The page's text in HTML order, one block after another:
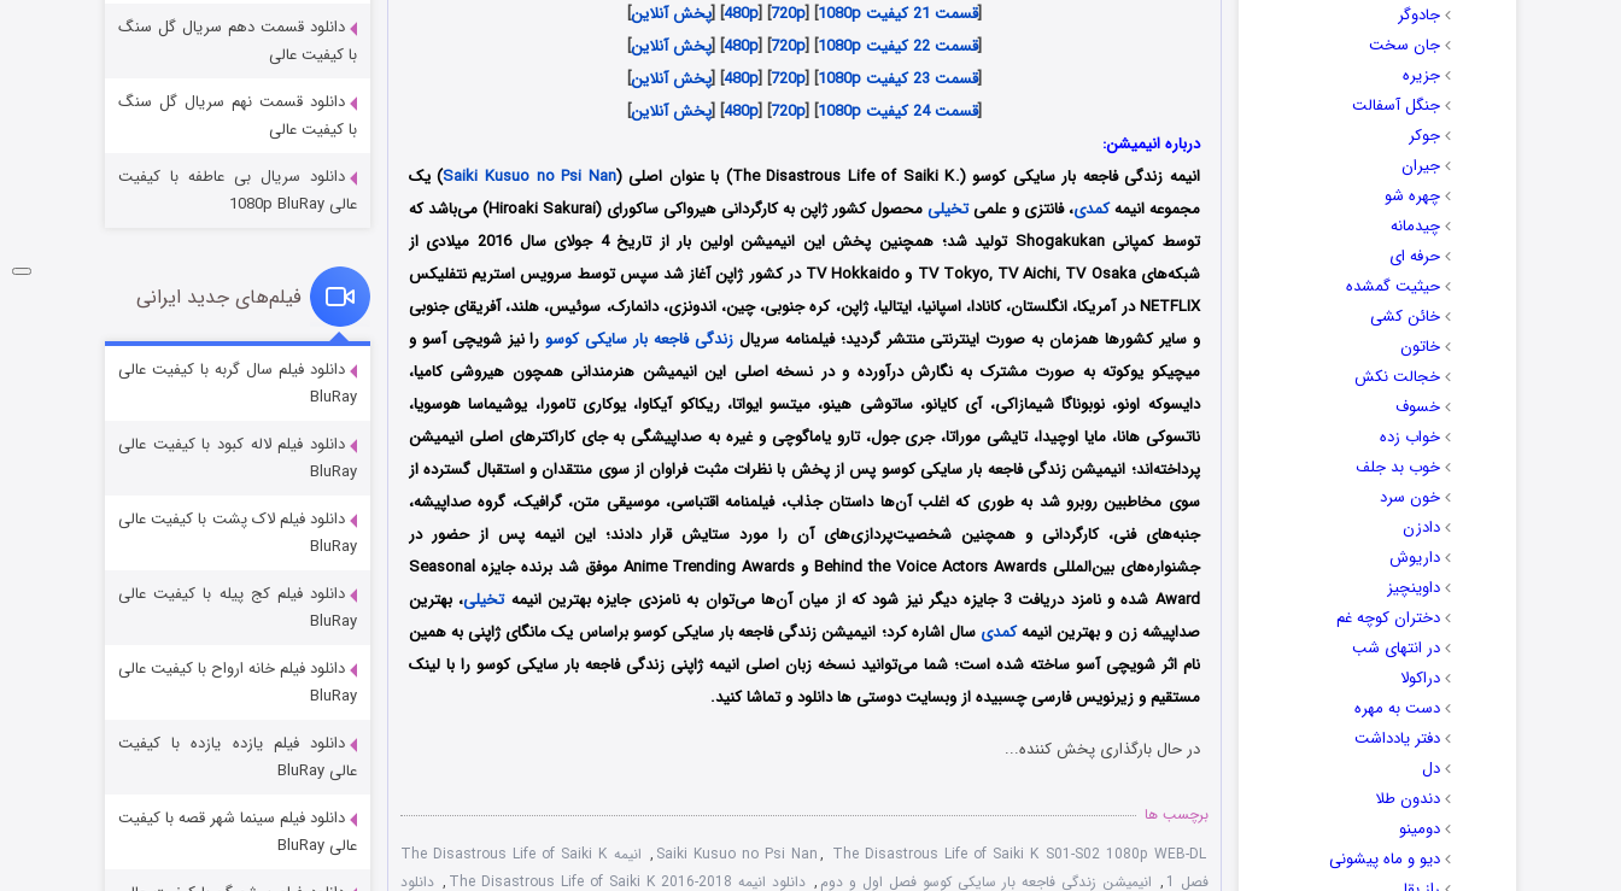
جادوگر
جان سخت
جزیره
جنگل آسفالت
جوکر
جیران
چهره شو
چیدمانه
حرفه ای
حیثیت گمشده
خائن کشی
خاتون
خجالت نکش
خسوف
خواب زده
خوب بد جلف
خون سرد
دادزن
داریوش
داوینچیز
دختران کوچه غم
در انتهای شب
دراکولا
دست به مهره
دفتر یادداشت
دل
دندون طلا
دومینو
دیو و ماه پیشونی
[قسمت 21 کیفیت 1080p ] [
720p
] [
480p
] [پخش آنلاین]
[قسمت 22 کیفیت 1080p ] [
720p
] [
480p
] [پخش آنلاین]
[قسمت 23 کیفیت 1080p ] [
720p
] [
480p
] [پخش آنلاین]
[قسمت 24 کیفیت 1080p ] [
720p
] [
480p
] [پخش آنلاین]
درباره انیمیشن:
انیمه زندگی فاجعه بار سایکی کوسو (.The Disastrous Life of Saiki K) با عنوان اصلی ( Saiki Kusuo no Psi Nan) یک
مجموعه انیمهکمدی، فانتزی و علمیتخیلی
محصول کشور ژاپن به کارگردانی هیرواکی ساکورای (Hiroaki Sakurai) می‌باشد که
توسط کمپانی Shogakukan تولید شد؛ همچنین پخش این انیمیشن اولین بار از تاریخ 4 جولای سال 2016 میلادی از
شبکه‌های TV Tokyo, TV Aichi, TV Osaka و TV Hokkaido در کشور ژاپن آغاز شد سپس توسط سرویس استریم نتفلیکس
NETFLIX در آمریکا، انگلستان، کانادا، اسپانیا، ایتالیا، ژاپن، کره جنوبی، چین، اندونزی، دانمارک، سوئیس، هلند، آفریقای جنوبی
و سایر کشورها همزمان به صورت اینترنتی منتشر گردید؛ فیلمنامه سریالزندگی فاجعه بار سایکی کوسو را نیز شویچی آسو و
میچیکو یوکوته به صورت مشترک به نگارش درآورده و در نسخه اصلی این انیمیشن هنرمندانی همچون هیروشی کامیا،
دایسوکه اونو، نوبوناگا شیمازاکی، آی کایانو،‌ ساتوشی هینو، میتسو ایواتا، ریکاکو آیکاوا، یوکاری تامورا، یوشیماسا هوسویا،
ناتسوکی هانا، مایا اوچیدا، تایشی موراتا، جری جول، تارو یاماگوچی و غیره به صداپیشگی به جای کاراکترهای اصلی انیمیشن
پرداخته‌اند؛ انیمیشن زندگی فاجعه بار سایکی کوسو پس از پخش با نظرات مثبت فراوان از سوی منتقدان و استقبال گسترده از
سوی مخاطبین روبرو شد به طوری که اغلب آن‌ها داستان جذاب، فیلمنامه اقتباسی، موسیقی متن، گرافیک، گروه صداپیشه،
جنبه‌های فنی، کارگردانی و همچنین شخصیت‌پردازی‌های آن را مورد ستایش قرار دادند؛ این انیمه پس از حضور در
جشنواره‌های بین‌المللی Behind the Voice Actors Awards و Anime Trending Awards موفق شد برنده جایزه Seasonal
Award شده و نامزد دریافت 3 جایزه دیگر نیز شود که از میان آن‌ها می‌توان به نامزدی جایزه بهترین انیمه
تخیلی، بهترین
صداپیشه زن و بهترین انیمهکمدی سال اشاره کرد؛ انیمیشن زندگی فاجعه بار سایکی کوسو براساس یک مانگای ژاپنی به همین
نام اثر شویچی آسو ساخته شده است؛ شما می‌توانید نسخه زبان اصلی انیمه ژاپنی زندگی فاجعه بار سایکی کوسو را با لینک
مستقیم و زیرنویس فارسی چسبیده از وبسایت دوستی ها دانلود و تماشا کنید.
در حال بارگذاری پخش کننده...
برچسب ها
Saiki Kusuo no Psi Nan, The Disastrous Life of Saiki K S01-S02 1080p WEB-DL
,
انیمه The Disastrous Life of Saiki K
فصل 1
, انیمیشن زندگی فاجعه بار سایکی کوسو فصل اول و دوم , دانلود انیمه The Disastrous Life of Saiki K 2016-2018 , دانلود
شوگر فصل ۲
قسمت ۷ (زیرنویس) منتشر شد
خاندان اژدها فصل ۳
قسمت
جادوگری در مغولستان
دانلود قسمت دهم سریال گل سنگ
با کیفیت عالی
دانلود قسمت نهم سریال گل سنگ
با کیفیت عالی
دانلود سریال بی عاطفه با کیفیت
عالی 1080p BluRay
فیلم‌های جدید ایرانی
دانلود فیلم سال گربه با کیفیت عالی
BluRay
دانلود فیلم لاله کبود با کیفیت عالی
BluRay
دانلود فیلم لاک پشت با کیفیت عالی
BluRay
دانلود فیلم کج‌ پیله با کیفیت عالی
BluRay
دانلود فیلم خانه ارواح با کیفیت عالی
BluRay
دانلود فیلم یازده یازده با کیفیت
عالی BluRay
دانلود فیلم سینما شهر قصه با کیفیت
عالی BluRay